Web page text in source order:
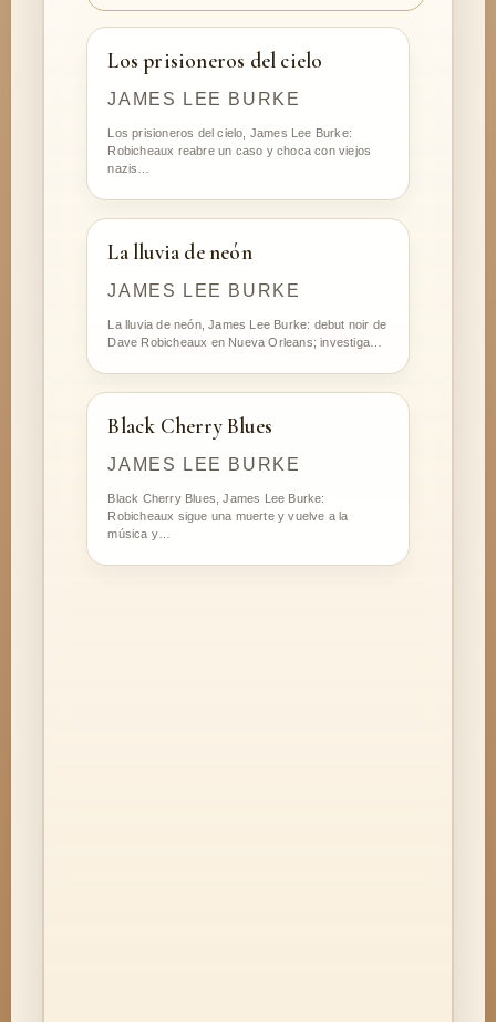
Los prisioneros del cielo
JAMES LEE BURKE
Los prisioneros del cielo, James Lee Burke:
Robicheaux reabre un caso y choca con viejos
nazis…
La lluvia de neón
JAMES LEE BURKE
La lluvia de neón, James Lee Burke: debut noir de
Dave Robicheaux en Nueva Orleans; investiga…
Black Cherry Blues
JAMES LEE BURKE
Black Cherry Blues, James Lee Burke:
Robicheaux sigue una muerte y vuelve a la
música y…